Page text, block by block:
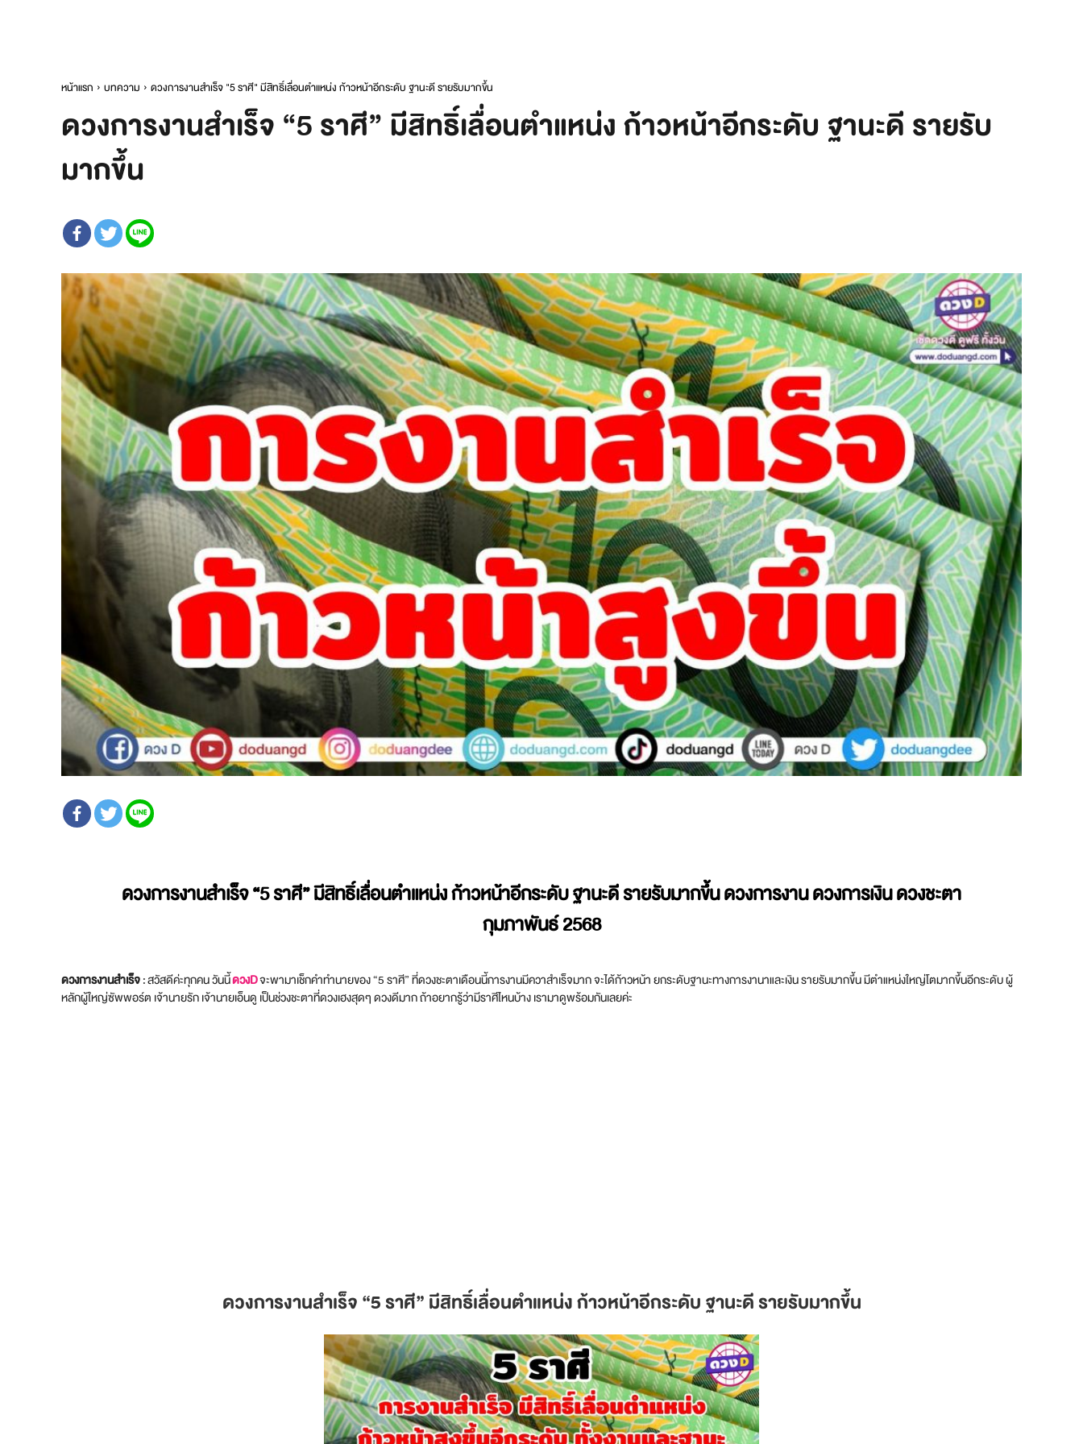
หน้าแรก บทความ ดวงการงานสำเร็จ "5 ราศี" มีสิทธิ์เลื่อนตำแหน่ง ก้าวหน้าอีกระดับ ฐานะดี รายรับมากขึ้น
ดวงการงานสำเร็จ “5 ราศี” มีสิทธิ์เลื่อนตำแหน่ง ก้าวหน้าอีกระดับ ฐานะดี รายรับ
มากขึ้น
ดวงการงานสำเร็จ“5 ราศี” มีสิทธิ์เลื่อนตำแหน่ง ก้าวหน้าอีกระดับ ฐานะดี รายรับมากขึ้น ดวงการงาน ดวงการเงินดวงชะตา
กุมภาพันธ์ 2568
ดวงการงานสำเร็จ: สวัสดีค่ะทุกคน วันนี้ดวงDจะพามาเช็กคำทำนายของ “5 ราศี” ที่ดวงชะตาเดือนนี้การงานมีควาสำเร็จมาก จะได้ก้าวหน้า ยกระดับฐานะทางการงานาและเงิน รายรับมากขึ้น มีตำแหน่งใหญ่โตมากขึ้นอีกระดับ ผู้
หลักผู้ใหญ่ซัพพอร์ต เจ้านายรัก เจ้านายเอ็นดู เป็นช่วงชะตาที่ดวงเฮงสุดๆ ดวงดีมาก ถ้าอยากรู้ว่ามีราศีไหนบ้าง เรามาดูพร้อมกันเลยค่ะ
ดวงการงานสำเร็จ“5 ราศี” มีสิทธิ์เลื่อนตำแหน่ง ก้าวหน้าอีกระดับ ฐานะดี รายรับมากขึ้น